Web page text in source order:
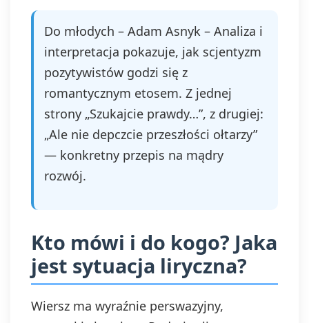
Do młodych – Adam Asnyk – Analiza i
interpretacja pokazuje, jak scjentyzm
pozytywistów godzi się z
romantycznym etosem. Z jednej
strony „Szukajcie prawdy…”, z drugiej:
„Ale nie depczcie przeszłości ołtarzy”
— konkretny przepis na mądry
rozwój.
Kto mówi i do kogo? Jaka
jest sytuacja liryczna?
Wiersz ma wyraźnie perswazyjny,